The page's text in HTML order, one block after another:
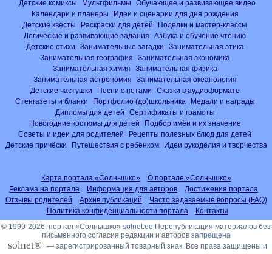
Детские комиксы Мультфильмы
Обучающее и развивающее видео
Календари и планеры
Идеи и сценарии для дня рождения
Детские квесты
Раскраски для детей
Поделки и мастер-классы
Логические и развивающие задания
Азбука и обучение чтению
Детские стихи
Занимательные загадки
Занимательная этика
Занимательная география
Занимательная экономика
Занимательная химия
Занимательная физика
Занимательная астрономия
Занимательная океанология
Детские частушки
Песни с нотами
Сказки в аудиоформате
Стенгазеты и бланки
Портфолио (до)школьника
Медали и награды
Дипломы для детей
Сертификаты и грамоты
Новогодние костюмы для детей
Подбор имён и их значение
Советы и идеи для родителей
Рецепты полезных блюд для детей
Детские причёски
Путешествия с ребёнком Идеи рукоделия и творчества
Карта портала «Солнышко»
О портале «Солнышко»
Реклама на портале
Информация для авторов
Достижения портала
Отзывы родителей
Архив публикаций
Часто задаваемые вопросы (FAQ)
Политика конфиденциальности портала
Контакты
© 1999-2026, портал «Солнышко» solnet.ee Перепубликация материалов без
письменного согласия редакции и авторов запрещена
solnet® — зарегистрированный товарный знак. Все права защищены и